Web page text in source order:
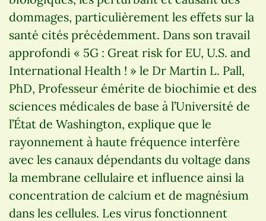
dommages, particulièrement les effets sur la
santé cités précédemment. Dans son travail
approfondi « 5G : Great risk for EU, U.S. and
International Health ! » le Dr Martin L. Pall,
PhD, Professeur émérite de biochimie et des
sciences médicales de base à l’Université de
l’État de Washington, explique que le
rayonnement à haute fréquence interfère
avec les canaux dépendants du voltage dans
la membrane cellulaire et influence ainsi la
concentration de calcium et de magnésium
dans les cellules. Les virus fonctionnent